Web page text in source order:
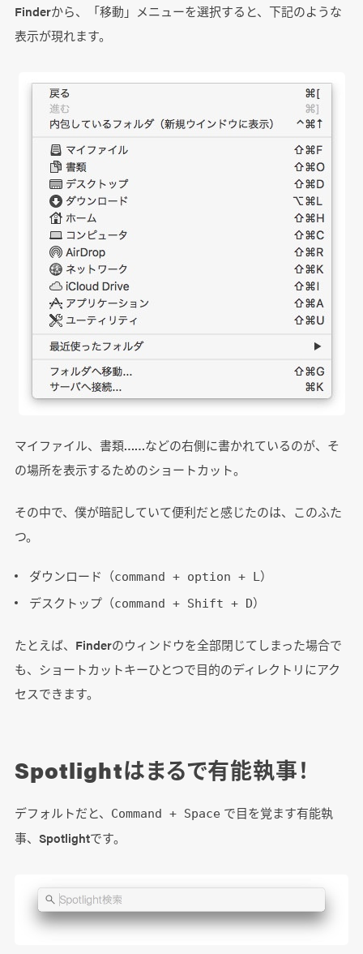
Finderから、「移動」メニューを選択すると、下記のような
表示が現れます。
マイファイル、書類……などの右側に書かれているのが、そ
の場所を表示するためのショートカット。
その中で、僕が暗記していて便利だと感じたのは、このふた
つ。
ダウンロード（command + option + L）
デスクトップ（command + Shift + D）
たとえば、Finderのウィンドウを全部閉じてしまった場合で
も、ショートカットキーひとつで目的のディレクトリにアク
セスできます。
Spotlightはまるで有能執事！
デフォルトだと、 Command + Spaceで目を覚ます有能執
事、Spotlightです。